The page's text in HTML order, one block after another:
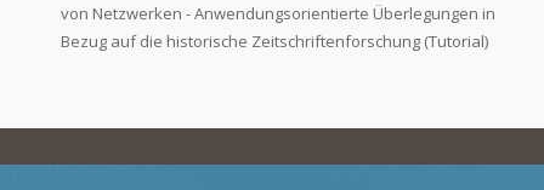
von Netzwerken - Anwendungsorientierte Überlegungen in
Bezug auf die historische Zeitschriftenforschung (Tutorial)